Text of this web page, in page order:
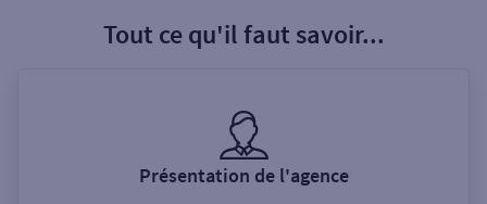
Tout ce qu'il faut savoir...
Présentation de l'agence